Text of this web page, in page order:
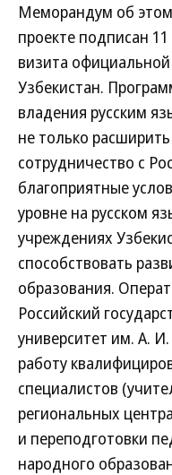
Меморандум об этом
проекте подписан
визита
Узбекистан.
владения русским
не только
сотрудничество с
благоприятные
уровне на русском
учреждениях
способствовать
образования.
Российский
университет им. А.
работу
специалистов
региональных
и переподготовки
народного